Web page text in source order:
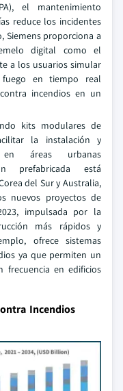
el mantenimiento
reduce los incidentes
Siemens proporciona a
digital como el
a los usuarios simular
en tiempo real
incendios en un
kits modulares de
la instalación y
en áreas urbanas
prefabricada está
del Sur y Australia,
nuevos proyectos de
impulsada por la
más rápidos y
ofrece sistemas
ya que permiten un
frecuencia en edificios
Incendios